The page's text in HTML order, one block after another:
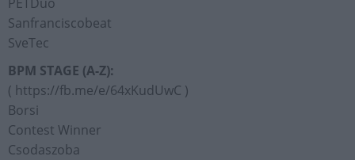
Sanfranciscobeat
SveTec
BPM STAGE (A-Z):
( https://fb.me/e/64xKudUwC )
Borsi
Contest Winner
Csodaszoba